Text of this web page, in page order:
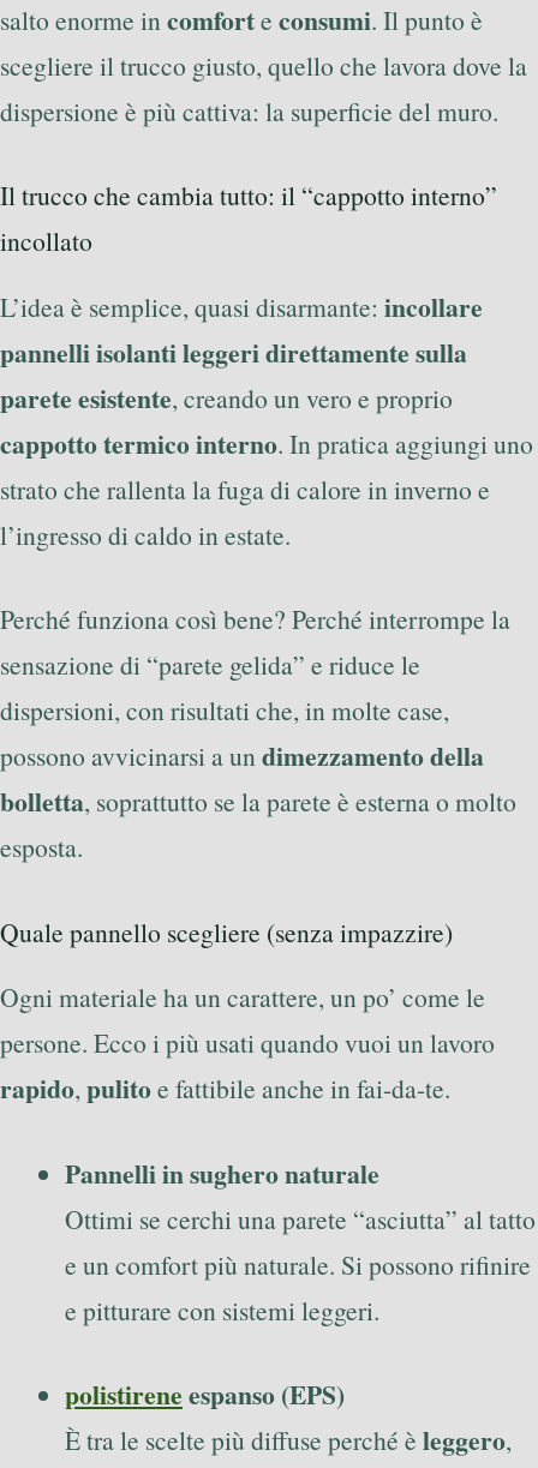
salto enorme incomforte consumi. Il punto è
scegliere il trucco giusto, quello che lavora dove la
dispersione è più cattiva: la superficie del muro.
Il trucco che cambia tutto: il “cappotto interno”
incollato
L’idea è semplice, quasi disarmante: incollare
pannelli isolanti leggeri direttamente sulla
parete esistente, creando un vero e proprio
cappotto termico interno. In pratica aggiungi uno
strato che rallenta la fuga di calore in inverno e
l’ingresso di caldo in estate.
Perché funziona così bene? Perché interrompe la
sensazione di “parete gelida” e riduce le
dispersioni, con risultati che, in molte case,
possono avvicinarsi a undimezzamento della
bolletta, soprattutto se la parete è esterna o molto
esposta.
Quale pannello scegliere (senza impazzire)
Ogni materiale ha un carattere, un po’ come le
persone. Ecco i più usati quando vuoi un lavoro
rapido, pulitoe fattibile anche in fai-da-te.
Pannelli in sughero naturale
Ottimi se cerchi una parete “asciutta” al tatto
e un comfort più naturale. Si possono rifinire
e pitturare con sistemi leggeri.
polistireneespanso (EPS)
È tra le scelte più diffuse perché è leggero,